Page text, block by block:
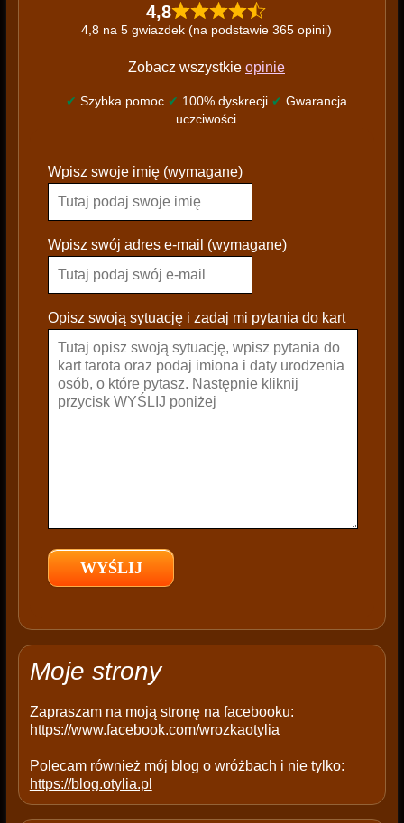
4,8
4,8 na 5 gwiazdek (na podstawie 365 opinii)
Zobacz wszystkie opinie
✔ Szybka pomoc ✔ 100% dyskrecji ✔ Gwarancja
uczciwości
l
a
s
e
a
e
e
p
y
Wpisz swoje imię (wymagane)
Wpisz swój adres e-mail (wymagane)
Opisz swoją sytuację i zadaj mi pytania do kart
Moje strony
Zapraszam na moją stronę na facebooku:
https://www.facebook.com/wrozkaotylia
Polecam również mój blog o wróżbach i nie tylko:
https://blog.otylia.pl